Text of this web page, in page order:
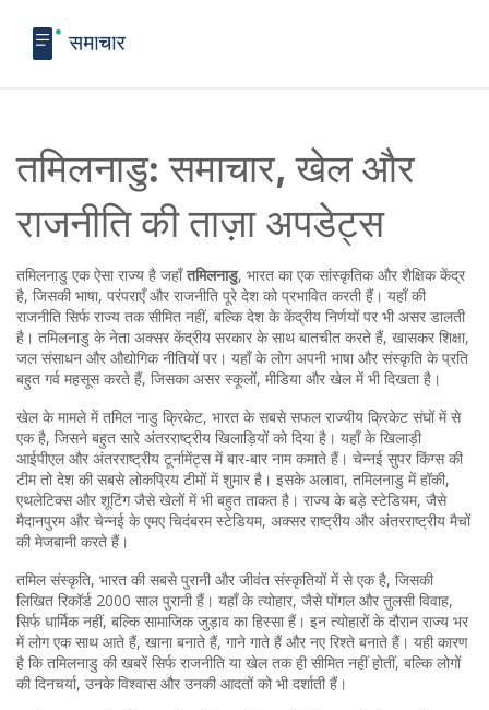
तमिलनाडु: समाचार, खेल और
राजनीति की ताज़ा अपडेट्स
तमिलनाडु एक ऐसा राज्य है जहाँतमिलनाडु, भारत का एक सांस्कृतिक और शैक्षिक केंद्र
है, जिसकी भाषा, परंपराएँ और राजनीति पूरे देश को प्रभावित करती हैं। यहाँ की
राजनीति सिर्फ राज्य तक सीमित नहीं, बल्कि देश के केंद्रीय निर्णयों पर भी असर डालती
है। तमिलनाडु के नेता अक्सर केंद्रीय सरकार के साथ बातचीत करते हैं, खासकर शिक्षा,
जल संसाधन और औद्योगिक नीतियों पर। यहाँ के लोग अपनी भाषा और संस्कृति के प्रति
बहुत गर्व महसूस करते हैं, जिसका असर स्कूलों, मीडिया और खेल में भी दिखता है।
खेल के मामले मेंतमिल नाडु क्रिकेट, भारत के सबसे सफल राज्यीय क्रिकेट संघों में से
एक है, जिसने बहुत सारे अंतरराष्ट्रीय खिलाड़ियों को दिया है । यहाँ के खिलाड़ी
आईपीएल और अंतरराष्ट्रीय टूर्नामेंट्स में बार-बार नाम कमाते हैं। चेन्नई सुपर किंग्स की
टीम तो देश की सबसे लोकप्रिय टीमों में शुमार है। इसके अलावा, तमिलनाडु में हॉकी,
एथलेटिक्स और शूटिंग जैसे खेलों में भी बहुत ताकत है। राज्य के बड़े स्टेडियम, जैसे
मैदानपुरम और चेन्नई के एमए चिदंबरम स्टेडियम, अक्सर राष्ट्रीय और अंतरराष्ट्रीय मैचों
की मेजबानी करते हैं।
तमिल संस्कृति, भारत की सबसे पुरानी और जीवंत संस्कृतियों में से एक है, जिसकी
लिखित रिकॉर्ड 2000 साल पुरानी हैं। यहाँ के त्योहार, जैसे पोंगल और तुलसी विवाह,
सिर्फ धार्मिक नहीं, बल्कि सामाजिक जुड़ाव का हिस्सा हैं। इन त्योहारों के दौरान राज्य भर
में लोग एक साथ आते हैं, खाना बनाते हैं, गाने गाते हैं और नए रिश्ते बनाते हैं। यही कारण
है कि तमिलनाडु की खबरें सिर्फ राजनीति या खेल तक ही सीमित नहीं होतीं, बल्कि लोगों
की दिनचर्या, उनके विश्वास और उनकी आदतों को भी दर्शाती हैं।